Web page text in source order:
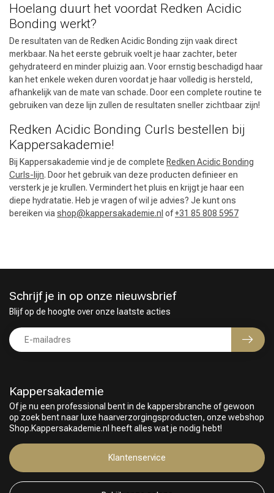
Hoelang duurt het voordat Redken Acidic
Bonding werkt?
De resultaten van de Redken Acidic Bonding zijn vaak direct
merkbaar. Na het eerste gebruik voelt je haar zachter, beter
gehydrateerd en minder pluizig aan. Voor ernstig beschadigd haar
kan het enkele weken duren voordat je haar volledig is hersteld,
afhankelijk van de mate van schade. Door een complete routine te
gebruiken van deze lijn zullen de resultaten sneller zichtbaar zijn!
Redken Acidic Bonding Curls bestellen bij
Kappersakademie!
Bij Kappersakademie vind je de complete Redken Acidic Bonding
Curls-lijn. Door het gebruik van deze producten definieer en
versterk je je krullen. Vermindert het pluis en krijgt je haar een
diepe hydratatie. Heb je vragen of wil je advies? Je kunt ons
bereiken via shop@kappersakademie.nl of+31 85 808 5957
Kappersakademie
Of je nu een professional bent in de kappersbranche of gewoon
op zoek bent naar luxe haarverzorgingsproducten, onze webshop
Shop.Kappersakademie.nl heeft alles wat je nodig hebt!
Klantenservice
Schrijf je in op onze nieuwsbrief
Blijf op de hoogte over onze laatste acties